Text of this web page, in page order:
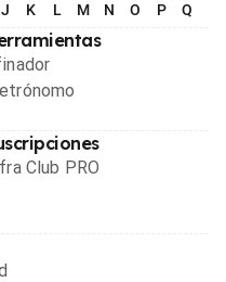
J K L M N O P Q
Club PRO